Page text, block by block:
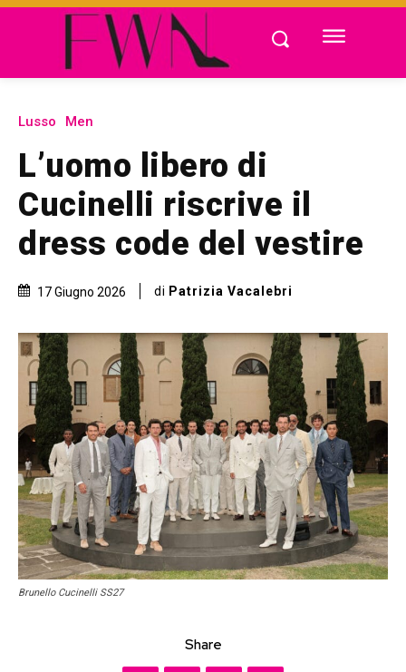
Lusso Men
L’uomo libero di
Cucinelli riscrive il
dress code del vestire
17 Giugno 2026 di Patrizia Vacalebri
Brunello Cucinelli SS27
Share